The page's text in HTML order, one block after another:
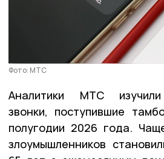
Фото: МТС
Аналитики МТС
звонки, поступившие
полугодии 2026 года.
злоумышленников